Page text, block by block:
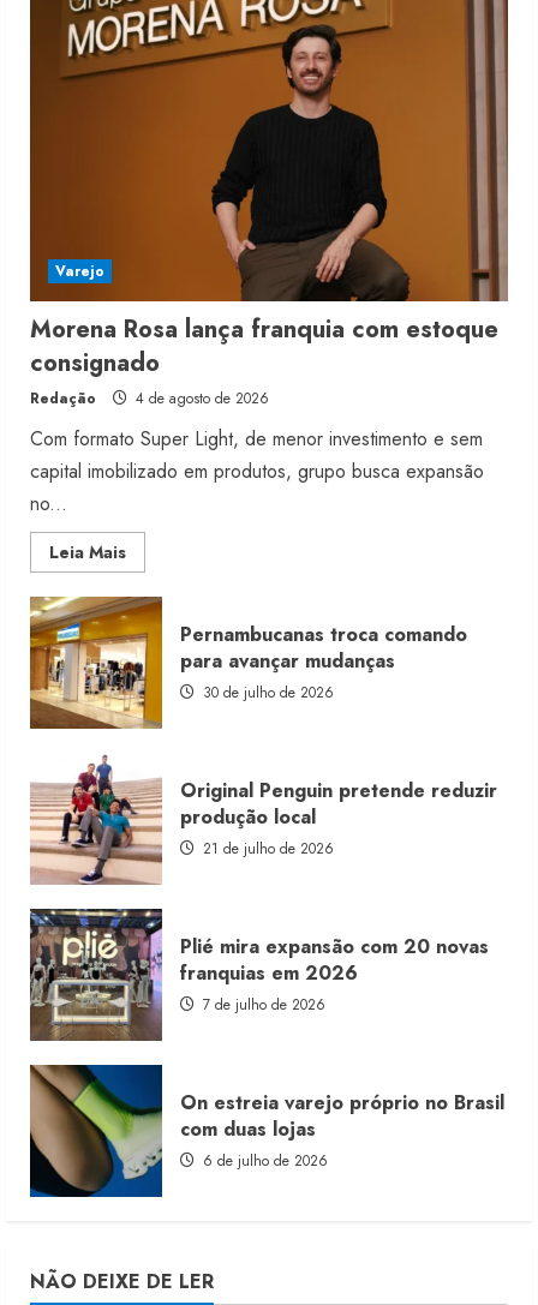
Varejo
Morena Rosa lança franquia com estoque
consignado
Redação 4 de agosto de 2026
Com formato Super Light, de menor investimento e sem
capital imobilizado em produtos, grupo busca expansão
no...
Leia MaisRead
more
Morena
Rosa
lança
franquia
com
estoque
consignado
Pernambucanas troca comando
para avançar mudanças
30 de julho de 2026
Original Penguin pretende reduzir
produção local
21 de julho de 2026
Plié mira expansão com 20 novas
franquias em 2026
7 de julho de 2026
On estreia varejo próprio no Brasil
com duas lojas
6 de julho de 2026
NÃO DEIXE DE LER